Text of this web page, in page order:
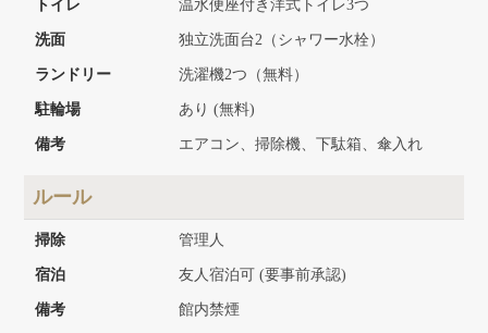
トイレ 温水便座付き洋式トイレ3つ
洗面 独立洗面台2（シャワー水栓）
ランドリー 洗濯機2つ（無料）
駐輪場 あり (無料)
備考 エアコン、掃除機、下駄箱、傘入れ
ルール
掃除 管理人
宿泊 友人宿泊可 (要事前承認)
備考 館内禁煙